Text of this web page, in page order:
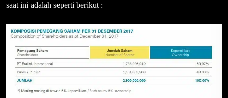
saat ini adalah seperti berikut :